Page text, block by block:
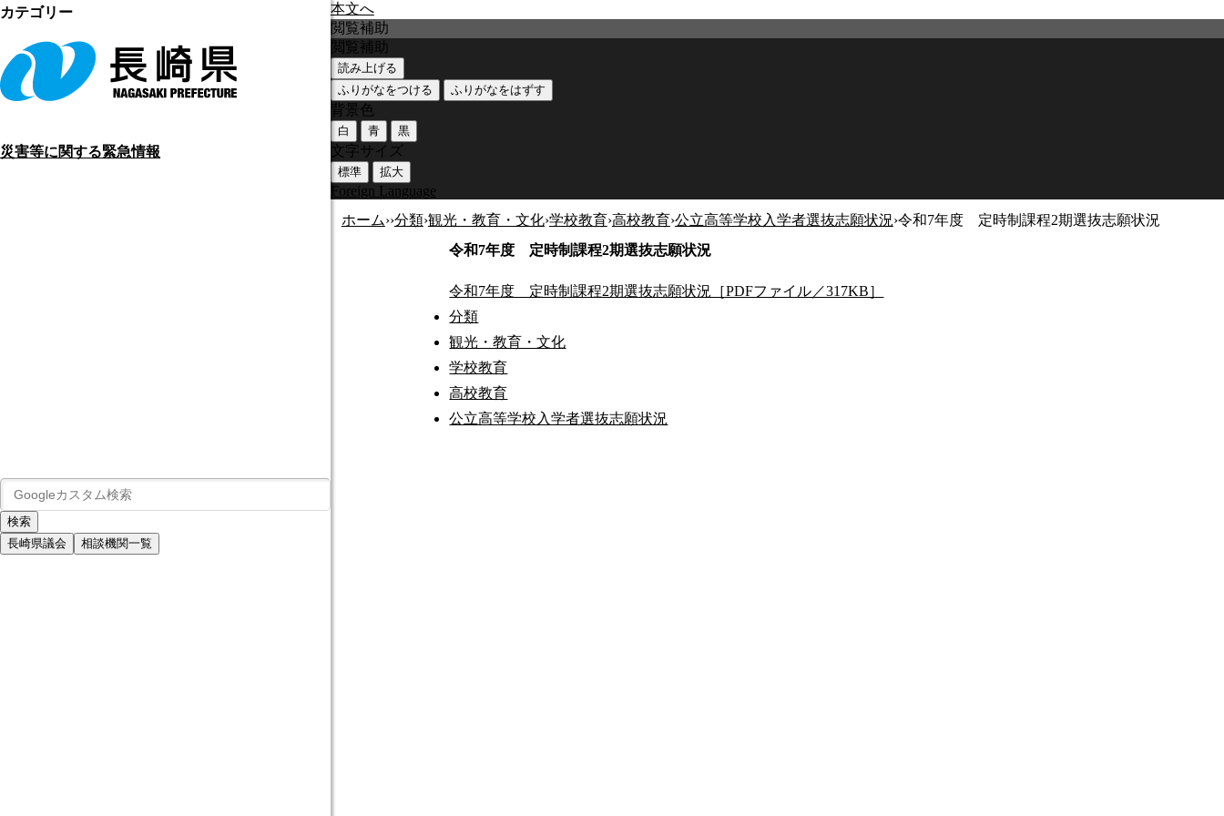
本文へ
災害等に関する緊急情報
長崎県議会 相談機関一覧
閲覧補助
閲覧補助
読み上げる
ふりがなをつける
ふりがなをはずす
背景色
白 青 黒
文字サイズ
標準 拡大
Foreign Language
ホーム››分類›観光・教育・文化›学校教育›高校教育›公立高等学校入学者選抜志願状況›令和7年度 定時制課程2期選抜志願状況
令和7年度 定時制課程2期選抜志願状況
令和7年度 定時制課程2期選抜志願状況［PDFファイル／317KB］
カテゴリー
分類
観光・教育・文化
学校教育
高校教育
公立高等学校入学者選抜志願状況